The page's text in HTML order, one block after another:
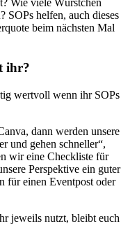
Wie viele Würstchen
SOPs helfen, auch dieses
beim nächsten Mal
ihr?
wertvoll wenn ihr SOPs
dann werden unsere
und gehen schneller“,
wir eine Checkliste für
Perspektive ein guter
für einen Eventpost oder
jeweils nutzt, bleibt euch